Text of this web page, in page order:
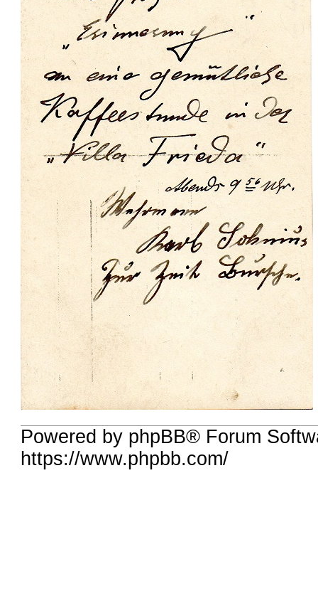
Powered by phpBB® Forum
https://www.phpbb.com/